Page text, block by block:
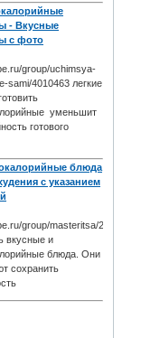
- Вкусные
с фото
group/uchimsya-
sami/4010463 легкие
уменьшит
готового
блюда
с указанием
group/masteritsa/
вкусные и
блюда. Они
сохранить